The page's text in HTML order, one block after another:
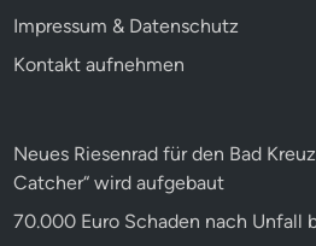
Impressum & Datenschutz
Kontakt aufnehmen
Neues Riesenrad für den Bad
Catcher“ wird aufgebaut
70.000 Euro Schaden nach Unfall